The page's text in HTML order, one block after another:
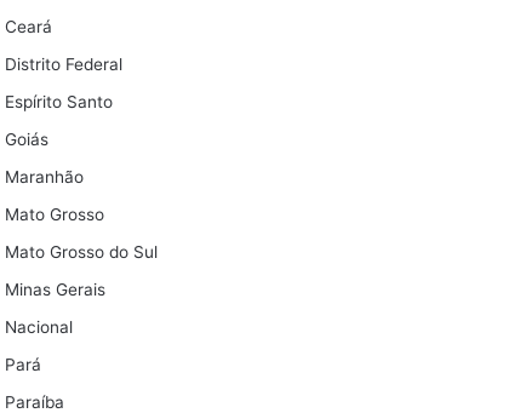
Ceará
Distrito Federal
Espírito Santo
Goiás
Maranhão
Mato Grosso
Mato Grosso do Sul
Minas Gerais
Nacional
Pará
Paraíba